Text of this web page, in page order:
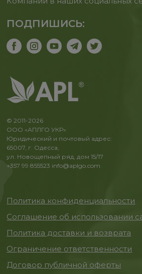
ПОДПИШИСЬ:
© 2011-2026
ООО «АПЛГО УКР»
Юридический и почтовый адрес:
65007, г. Одесса,
ул. Новощепный ряд, дом 15/17
+357 99 855523 info@aplgo.com
Политика конфиденциальности
Соглашение об использовании
Политика доставки и возврата
Ограничение ответственности
Договор публичной оферты